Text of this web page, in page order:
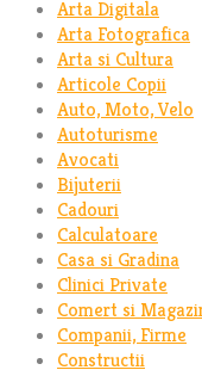
Arta Digitala
Arta Fotografica
Arta si Cultura
Articole Copii
Auto, Moto, Velo
Autoturisme
Avocati
Bijuterii
Cadouri
Calculatoare
Casa si Gradina
Clinici Private
Comert si
Companii, Firme
Constructii